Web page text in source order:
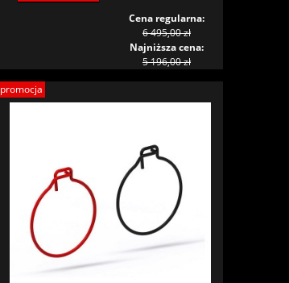
Cena regularna:
6 495,00 zł
Najniższa cena:
5 196,00 zł
promocja